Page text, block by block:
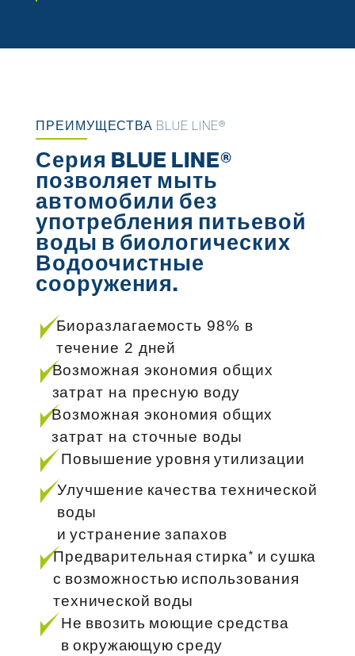
ПРЕИМУЩЕСТВА BLUE LINE®
Серия BLUE LINE®
позволяет мыть
автомобили без
употребления питьевой
воды в биологических
Водоочистные
сооружения.
Биоразлагаемость 98% в
течение 2 дней
Возможная экономия общих
затрат на пресную воду
Возможная экономия общих
затрат на сточные воды
Повышение уровня утилизации
Улучшение качества технической
воды
и устранение запахов
Предварительная стирка* и сушка
с возможностью использования
технической воды
Не ввозить моющие средства
в окружающую среду